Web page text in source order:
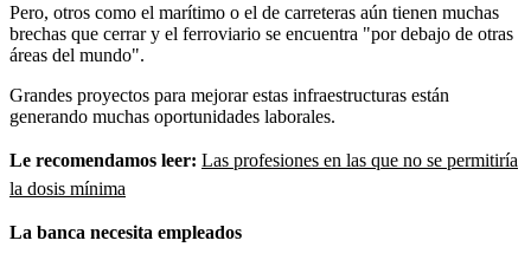
Pero, otros como el marítimo o el de carreteras aún tienen muchas
brechas que cerrar y el ferroviario se encuentra "por debajo de otras
áreas del mundo".
Grandes proyectos para mejorar estas infraestructuras están
generando muchas oportunidades laborales.
Le recomendamos leer: Las profesiones en las que no se permitiría
la dosis mínima
La banca necesita empleados